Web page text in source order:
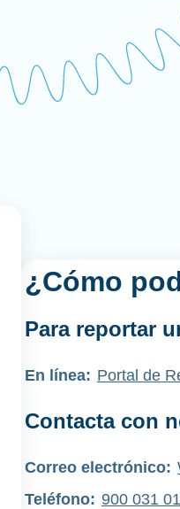
¿Cómo
Para reportar
En línea: Portal de
Contacta con
Correo electrónico:
Teléfono: 900 031